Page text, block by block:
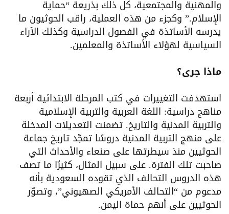
والمهنية والمجتمعية، كل ذلك بذريعة “حماية
الإسلام.” وكجزء من هذه العملية، راقب الحوثيون ما
يدرسه الأساتذة في الفصول الدراسية وكذلك الآراء
السياسية لهؤلاء الأساتذة والمعلمين.
ماذا جرى؟
استهدفت التغييرات في كتب المرحلة الابتدائية أربعة
مناهج دراسية: اللغة العربية والتربية الإسلامية
والتربية المدنية والتاريخ. تضمنت التعديلات المدخلة
على منهج التربية المدنية دروسًا تمجّد تاريخ جماعة
الحوثيين منذ سيطرتها على صنعاء والأحداث التي
صاحبت تلك الفترة. على سبيل المثال، كثيرًا ما تصف
هذه الدروس التحالف الذي تقوده السعودية بأنه
مدعوم من “التحالف الأمريكي الصهيوني”، وتصوّر
الحوثيين على أنهم حماة اليمن.